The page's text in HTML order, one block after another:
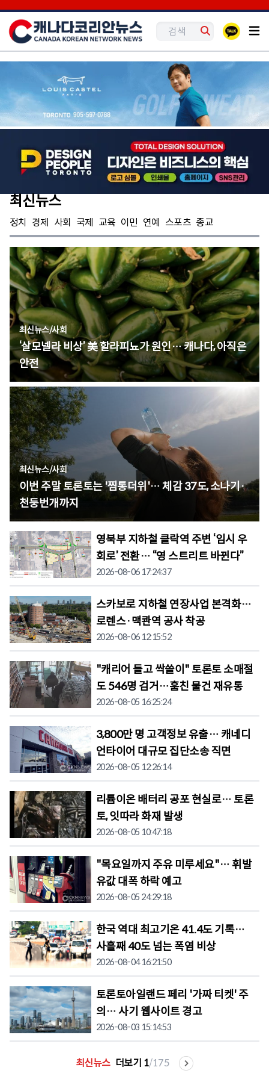
최신뉴스
정치 경제 사회 국제 교육 이민 연예 스포츠 종교
최신뉴스/사회
‘살모넬라 비상’ 美 할라피뇨가 원인… 캐나다, 아직은
안전
최신뉴스/사회
이번 주말 토론토는 '찜통더위'… 체감 37도, 소나기·
천둥번개까지
영북부 지하철 클락역 주변 ‘임시 우
회로’ 전환… “영 스트리트 바뀐다”
2026-08-06 17:24:37
스카보로 지하철 연장사업 본격화…
로렌스·맥콴역 공사 착공
2026-08-06 12:15:52
"캐리어 들고 싹쓸이" 토론토 소매절
도 546명 검거…훔친 물건 재유통
2026-08-05 16:25:24
3,800만 명 고객정보 유출… 캐네디
언타이어 대규모 집단소송 직면
2026-08-05 12:26:14
리튬이온 배터리 공포 현실로… 토론
토, 잇따라 화재 발생
2026-08-05 10:47:18
"목요일까지 주유 미루세요"… 휘발
유값 대폭 하락 예고
2026-08-05 24:29:18
한국 역대 최고기온 41.4도 기록…
사흘째 40도 넘는 폭염 비상
2026-08-04 16:21:50
토론토아일랜드 페리 '가짜 티켓' 주
의… 사기 웹사이트 경고
2026-08-03 15:14:53
최신뉴스 더보기 1/175